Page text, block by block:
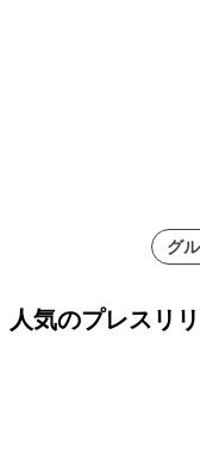
グ
人気のプレスリ